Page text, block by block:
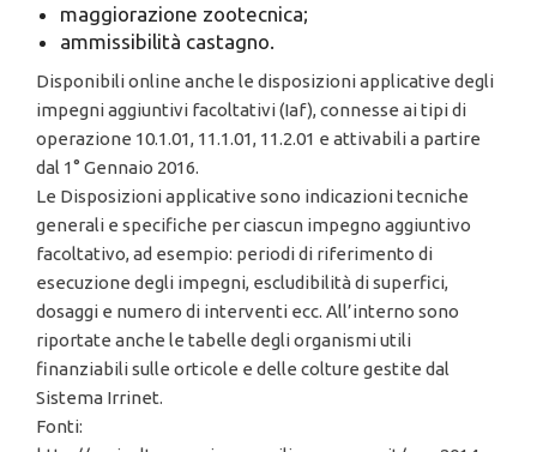
maggiorazione zootecnica;
ammissibilità castagno.
Disponibili online anche le disposizioni applicative degli
impegni aggiuntivi facoltativi (Iaf), connesse ai tipi di
operazione 10.1.01, 11.1.01, 11.2.01 e attivabili a partire
dal 1° Gennaio 2016.
Le Disposizioni applicative sono indicazioni tecniche
generali e specifiche per ciascun impegno aggiuntivo
facoltativo, ad esempio: periodi di riferimento di
esecuzione degli impegni, escludibilità di superfici,
dosaggi e numero di interventi ecc. All’interno sono
riportate anche le tabelle degli organismi utili
finanziabili sulle orticole e delle colture gestite dal
Sistema Irrinet.
Fonti: